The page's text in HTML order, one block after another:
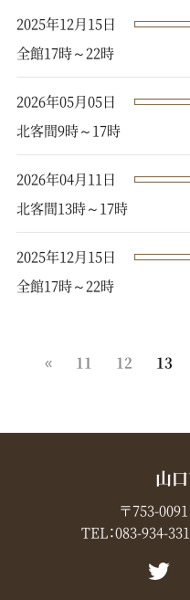
2025年12月15日
全館17時～22時
2026年05月05日
北客間9時～17時
2026年04月11日
北客間13時～17時
2025年12月15日
全館17時～22時
« 11 12 13
山
〒753-
TEL：083-934-